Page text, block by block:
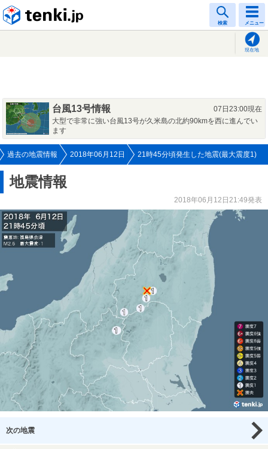
検索 メニュー
現在地
台風13号情報
07日23:00現在
大型で非常に強い台風13号が久米島の北約90kmを西に進んでい
ます
過去の地震情報 2018年06月12日 21時45分頃発生した地震(最大震度1)
地震情報
2018年06月12日21:49発表
次の地震